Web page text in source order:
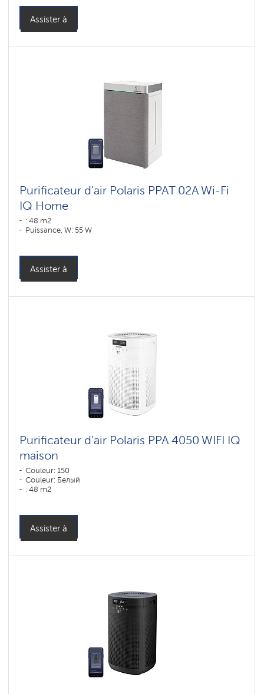
Assister à
Purificateur d'air Polaris PPAT 02A Wi-Fi
IQ Home
: 48 m2
Puissance, W: 55 W
Assister à
Purificateur d'air Polaris PPA 4050 WIFI IQ
maison
Couleur: 150
Couleur: Белый
: 48 m2
Assister à